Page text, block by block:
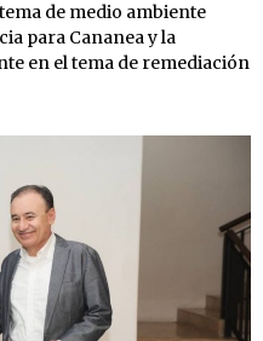
de medio ambiente
para Cananea y la
en el tema de remediación